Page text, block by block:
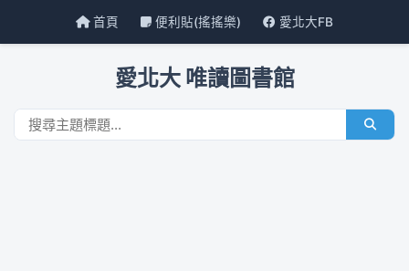
首頁 便利貼(搖搖樂) 愛北大FB
愛北大 唯讀圖書館